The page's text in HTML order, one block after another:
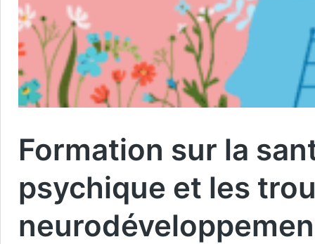
Formation sur la
psychique et les